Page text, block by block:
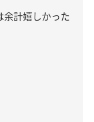
余計嬉しかった